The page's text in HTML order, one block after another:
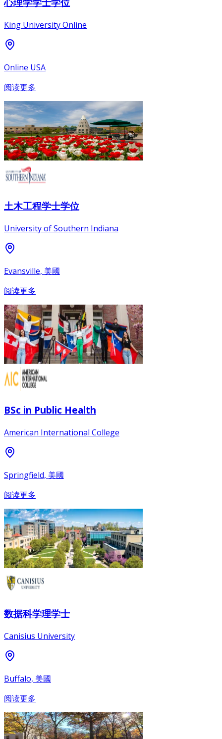
King University Online
Online USA
阅读更多
土木工程学士学位
University of Southern Indiana
Evansville, 美國
阅读更多
BSc in Public Health
American International College
Springfield, 美國
阅读更多
数据科学理学士
Canisius University
Buffalo, 美國
阅读更多